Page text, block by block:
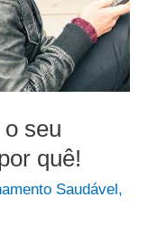
seu
quê!
Saudável,